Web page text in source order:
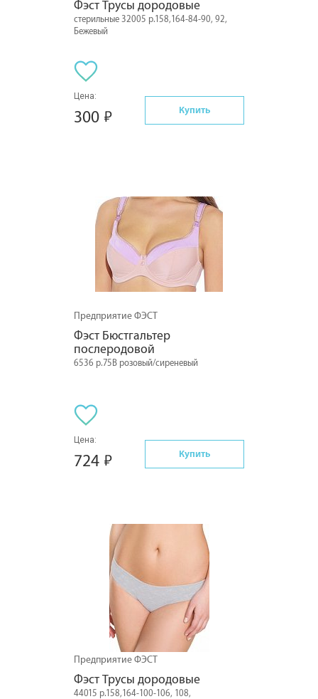
Фэст Трусы дородовые
стерильные 32005 р.158,164-84-90, 92,
Бежевый
Цена:
300 Купить
Предприятие ФЭСТ
Фэст Бюстгальтер
послеродовой
6536 р.75B розовый/сиреневый
Цена:
724 Купить
Предприятие ФЭСТ
Фэст Трусы дородовые
44015 р.158,164-100-106, 108,